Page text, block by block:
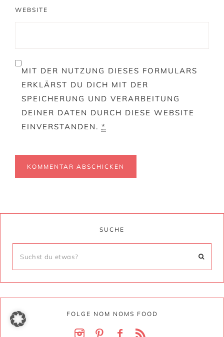
WEBSITE
MIT DER NUTZUNG DIESES FORMULARS
ERKLÄRST DU DICH MIT DER
SPEICHERUNG UND VERARBEITUNG
DEINER DATEN DURCH DIESE WEBSITE
EINVERSTANDEN. *
SUCHE
FOLGE NOM NOMS FOOD